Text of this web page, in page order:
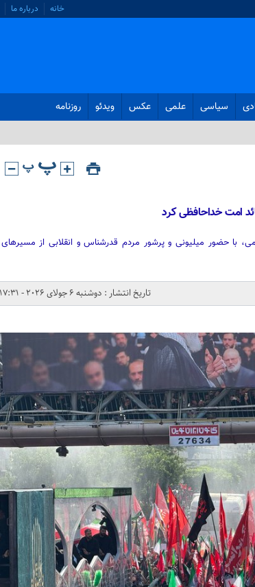
خانه درباره ما
سیاسی علمی عکس ویدئو روزنامه
امت خداحافظی کرد
با حضور میلیونی و پرشور مردم قدرشناس و انقلابی از مسیرهای
تاریخ انتشار : دوشنبه 6 جولای 2026 - 17:31